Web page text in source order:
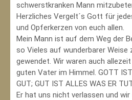
schwerstkranken Mann
Herzliches Vergelt´s Gott für
und Opferkerzen von euch allen.
Mein Mann ist auf dem Weg der
so Vieles auf wunderbarer Weise
gewendet. Wir waren auch
guten Vater im Himmel. GOTT
GUT; GUT IST ALLES WAS ER
Er hat uns nicht verlassen und wir